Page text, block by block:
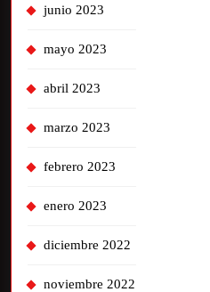
junio 2023
mayo 2023
abril 2023
marzo 2023
febrero 2023
enero 2023
diciembre 2022
noviembre 2022